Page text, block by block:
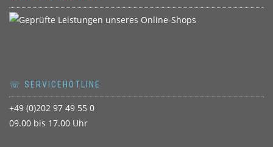
☏ SERVICEHOTLINE
+49 (0)202 97 49 55 0
09.00 bis 17.00 Uhr